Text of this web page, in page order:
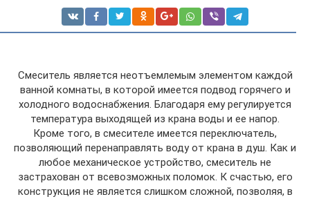
Смеситель является неотъемлемым элементом каждой
ванной комнаты, в которой имеется подвод горячего и
холодного водоснабжения. Благодаря ему регулируется
температура выходящей из крана воды и ее напор.
Кроме того, в смесителе имеется переключатель,
позволяющий перенаправлять воду от крана в душ. Как и
любое механическое устройство, смеситель не
застрахован от всевозможных поломок. К счастью, его
конструкция не является слишком сложной, позволяя, в